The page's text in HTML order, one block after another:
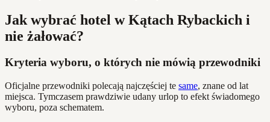
Jak wybrać hotel w Kątach Rybackich i
nie żałować?
Kryteria wyboru, o których nie mówią przewodniki
Oficjalne przewodniki polecają najczęściej te same, znane od lat
miejsca. Tymczasem prawdziwie udany urlop to efekt świadomego
wyboru, poza schematem.